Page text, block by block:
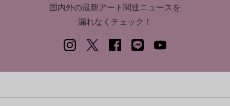
国内外の最新アート関連ニュースを
漏れなくチェック！